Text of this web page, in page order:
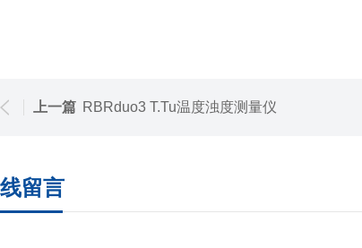
上一篇 RBRduo3 T.Tu温度浊度测量仪
留言